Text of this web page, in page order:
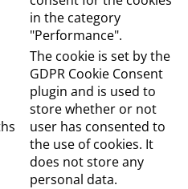
in the category
"Performance".
The cookie is set by the
GDPR Cookie Consent
plugin and is used to
store whether or not
user has consented to
the use of cookies. It
does not store any
personal data.